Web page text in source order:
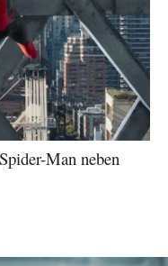
Man neben